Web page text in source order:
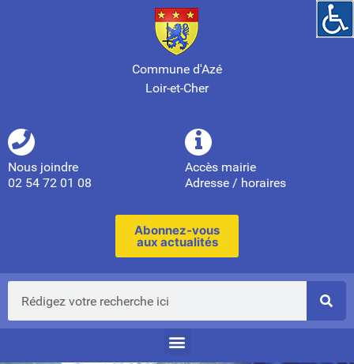
Commune d'Azé
Loir-et-Cher
Nous joindre
02 54 72 01 08
Accès mairie
Adresse / horaires
Abonnez-vous
aux actualités